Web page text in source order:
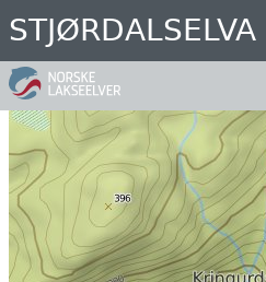
Hopp
til
hovedinnhold
STJØRDALSELVA